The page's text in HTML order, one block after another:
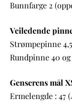
Bunnfarge 2
Veiledende
Strømpepinne
Rundpinne 40 og
Genserens mål
Ermelengde : 47